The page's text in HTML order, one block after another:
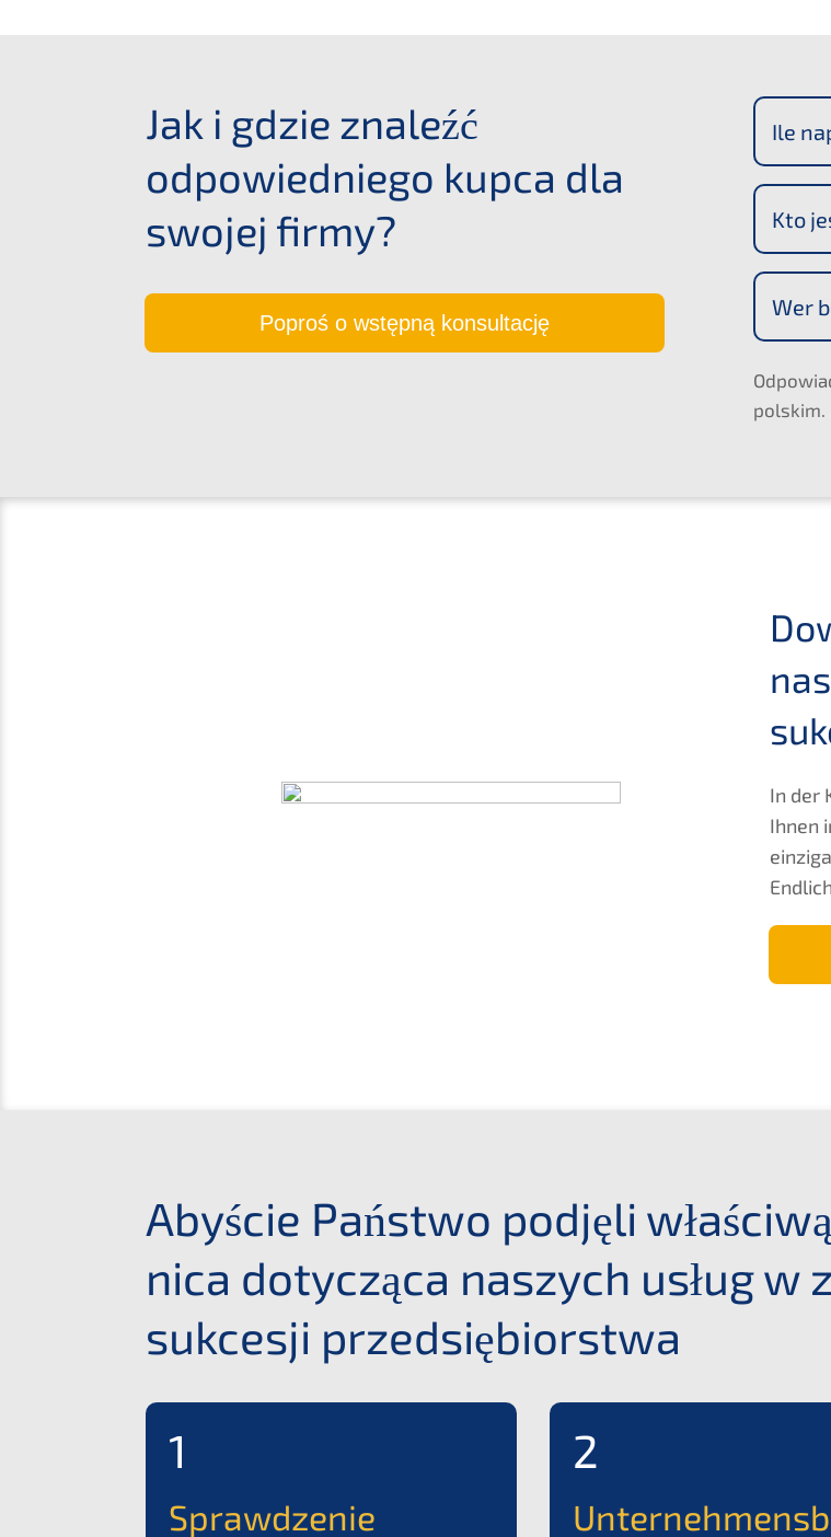
Jak i gdzie znaleźć
odpowied­nie­go kupca dla
swojej firmy?
Poproś o wstęp­ną konsultację
Ile
Kto
Wer
polskim.
In der
Ihnen
Abyście Państ­wo podję­li
ni­ca dotyc­zą­ca naszych usług w
sukces­ji przedsiębiorstwa
1
Sprawd­ze­nie
2